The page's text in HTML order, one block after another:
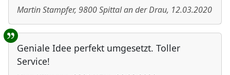
Martin Stampfer, 9800Spittal an der Drau, 12.03.2020
Geniale Idee perfekt umgesetzt. Toller
Service!